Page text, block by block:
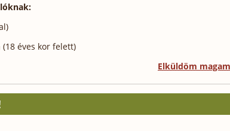
éves kor felett)
Elküldöm